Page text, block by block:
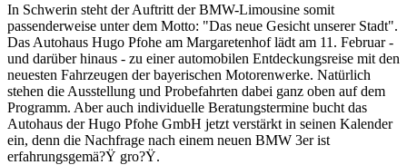
In Schwerin steht der Auftritt der BMW-Limousine somit
passenderweise unter dem Motto: "Das neue Gesicht unserer Stadt".
Das Autohaus Hugo Pfohe am Margaretenhof lädt am 11. Februar -
und darüber hinaus - zu einer automobilen Entdeckungsreise mit den
neuesten Fahrzeugen der bayerischen Motorenwerke. Natürlich
stehen die Ausstellung und Probefahrten dabei ganz oben auf dem
Programm. Aber auch individuelle Beratungstermine bucht das
Autohaus der Hugo Pfohe GmbH jetzt verstärkt in seinen Kalender
ein, denn die Nachfrage nach einem neuen BMW 3er ist
erfahrungsgemä?Ÿ gro?Ÿ.